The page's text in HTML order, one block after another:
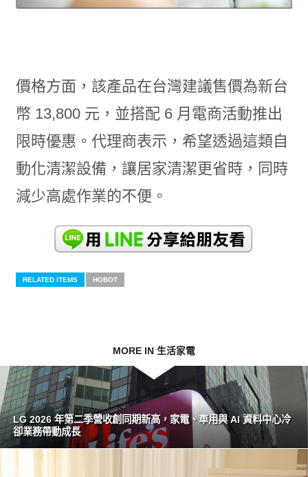
價格方面，該產品在台灣建議售價為新台
幣 13,800 元，並搭配 6 月電商活動推出
限時優惠。代理商表示，希望透過這類自
動化清潔設備，讓居家清潔更省時，同時
減少高處作業的不便。
RELATED ITEMS HOBOT
MORE IN 生活家電
LG 2026 年第二季營收創同期新高，家電、車用與 AI 資料中心冷
卻業務帶動成長